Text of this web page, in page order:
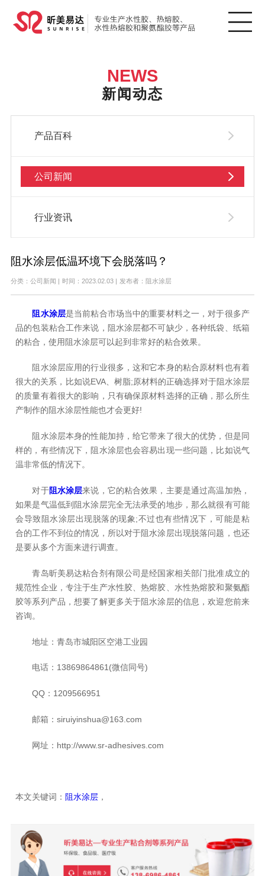
NEWS
新闻动态
产品百科
公司新闻
行业资讯
阻水涂层低温环境下会脱落吗？
分类：公司新闻 | 时间：2023.02.03 | 发布者：阻水涂层
阻水涂层是当前粘合市场当中的重要材料之一，对于很多产
品的包装粘合工作来说，阻水涂层都不可缺少，各种纸袋、纸箱
的粘合，使用阻水涂层可以起到非常好的粘合效果。
阻水涂层应用的行业很多，这和它本身的粘合原材料也有着
很大的关系，比如说EVA、树脂;原材料的正确选择对于阻水涂层
的质量有着很大的影响，只有确保原材料选择的正确，那么所生
产制作的阻水涂层性能也才会更好!
阻水涂层本身的性能加持，给它带来了很大的优势，但是同
样的，有些情况下，阻水涂层也会容易出现一些问题，比如说气
温非常低的情况下。
对于阻水涂层来说，它的粘合效果，主要是通过高温加热，
如果是气温低到阻水涂层完全无法承受的地步，那么就很有可能
会导致阻水涂层出现脱落的现象;不过也有些情况下，可能是粘
合的工作不到位的情况，所以对于阻水涂层出现脱落问题，也还
是要从多个方面来进行调查。
青岛昕美易达粘合剂有限公司是经国家相关部门批准成立的
规范性企业，专注于生产水性胶、热熔胶、水性热熔胶和聚氨酯
胶等系列产品，想要了解更多关于阻水涂层的信息，欢迎您前来
咨询。
地址：青岛市城阳区空港工业园
电话：13869864861(微信同号)
QQ：1209566951
邮箱：siruiyinshua@163.com
网址：http://www.sr-adhesives.com
本文关键词： 阻水涂层 ，